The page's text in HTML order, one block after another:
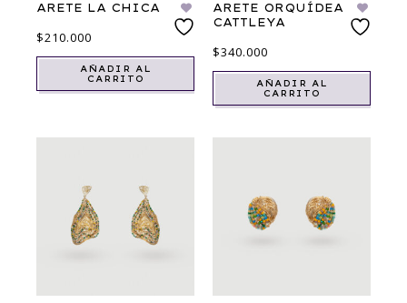
ARETE LA CHICA
$210.000
AÑADIR AL
CARRITO
ARETE ORQUÍDEA
CATTLEYA
$340.000
AÑADIR AL
CARRITO